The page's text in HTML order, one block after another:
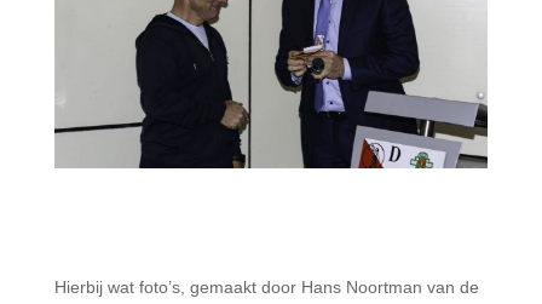
Hierbij wat foto’s, gemaakt door Hans Noortman van de